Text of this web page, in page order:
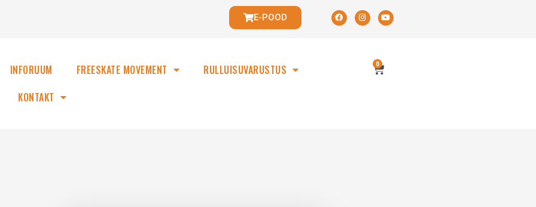
E-POOD
INFORUUM FREESKATE MOVEMENT
RULLUISUVARUSTUS
KONTAKT
0